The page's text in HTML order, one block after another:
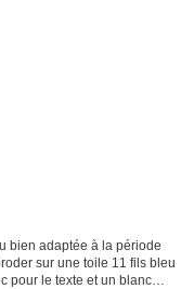
bien adaptée à la période
sur une toile 11 fils bleu
pour le texte et un blanc